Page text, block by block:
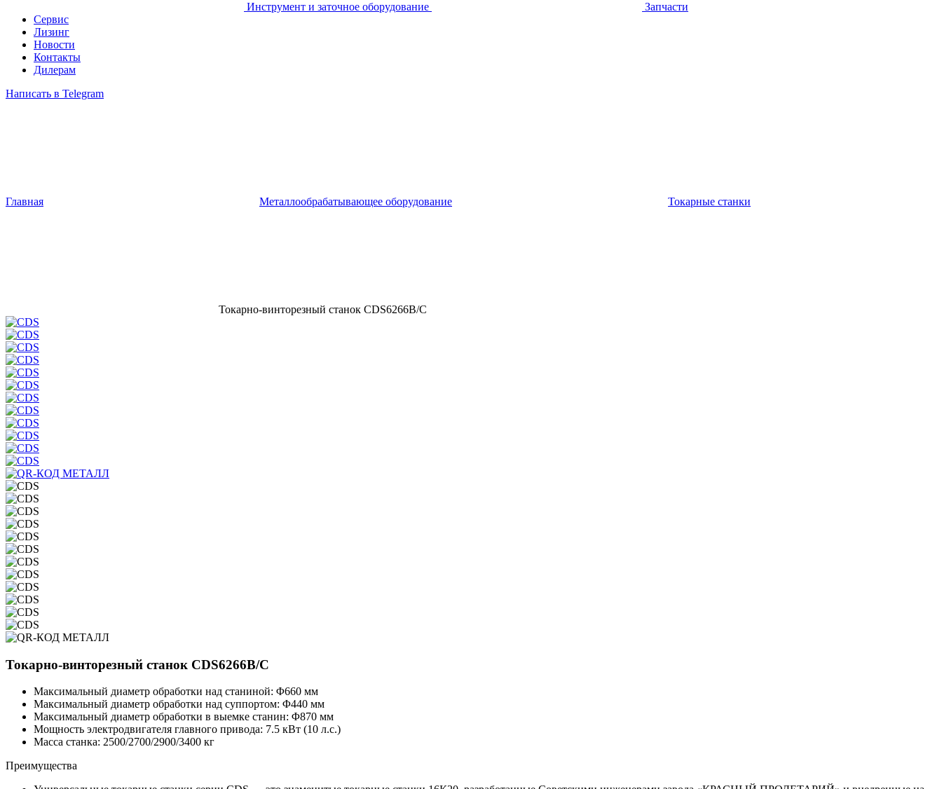
Инструмент и заточное оборудование
Запчасти
Сервис
Лизинг
Новости
Контакты
Дилерам
Написать в Telegram
Главная Металлообрабатывающее оборудование Токарные станки
Токарно-винторезный станок CDS6266B/C
Токарно-винторезный станок CDS6266B/C
Максимальный диаметр обработки над станиной: Φ660 мм
Максимальный диаметр обработки над суппортом: Φ440 мм
Максимальный диаметр обработки в выемке станин: Φ870 мм
Мощность электродвигателя главного привода: 7.5 кВт (10 л.с.)
Масса станка: 2500/2700/2900/3400 кг
Преимущества